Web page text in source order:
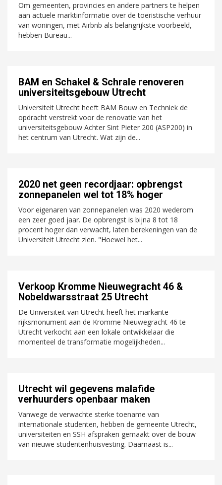
Om gemeenten, provincies en andere partners te helpen
aan actuele marktinformatie over de toeristische verhuur
van woningen, met Airbnb als belangrijkste voorbeeld,
hebben Bureau...
BAM en Schakel & Schrale renoveren
universiteitsgebouw Utrecht
Universiteit Utrecht heeft BAM Bouw en Techniek de
opdracht verstrekt voor de renovatie van het
universiteitsgebouw Achter Sint Pieter 200 (ASP200) in
het centrum van Utrecht. Wat zijn de...
2020 net geen recordjaar: opbrengst
zonnepanelen wel tot 18% hoger
Voor eigenaren van zonnepanelen was 2020 wederom
een zeer goed jaar. De opbrengst is bijna 8 tot 18
procent hoger dan verwacht, laten berekeningen van de
Universiteit Utrecht zien. "Hoewel het...
Verkoop Kromme Nieuwegracht 46 &
Nobeldwarsstraat 25 Utrecht
De Universiteit van Utrecht heeft het markante
rijksmonument aan de Kromme Nieuwegracht 46 te
Utrecht verkocht aan een lokale ontwikkelaar die
momenteel de transformatie mogelijkheden...
Utrecht wil gegevens malafide
verhuurders openbaar maken
Vanwege de verwachte sterke toename van
internationale studenten, hebben de gemeente Utrecht,
universiteiten en SSH afspraken gemaakt over de bouw
van nieuwe studentenhuisvesting. Daarnaast is...